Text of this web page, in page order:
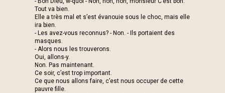
Tout va bien.
Elle a très mal et s’est évanouie sous le choc, mais elle
ira bien.
- Les avez-vous reconnus? - Non. - Ils portaient des
masques.
- Alors nous les trouverons.
Oui, allons-y.
Non. Pas maintenant.
Ce soir, c’est trop important.
Ce que nous allons faire, c’est nous occuper de cette
pauvre fille.